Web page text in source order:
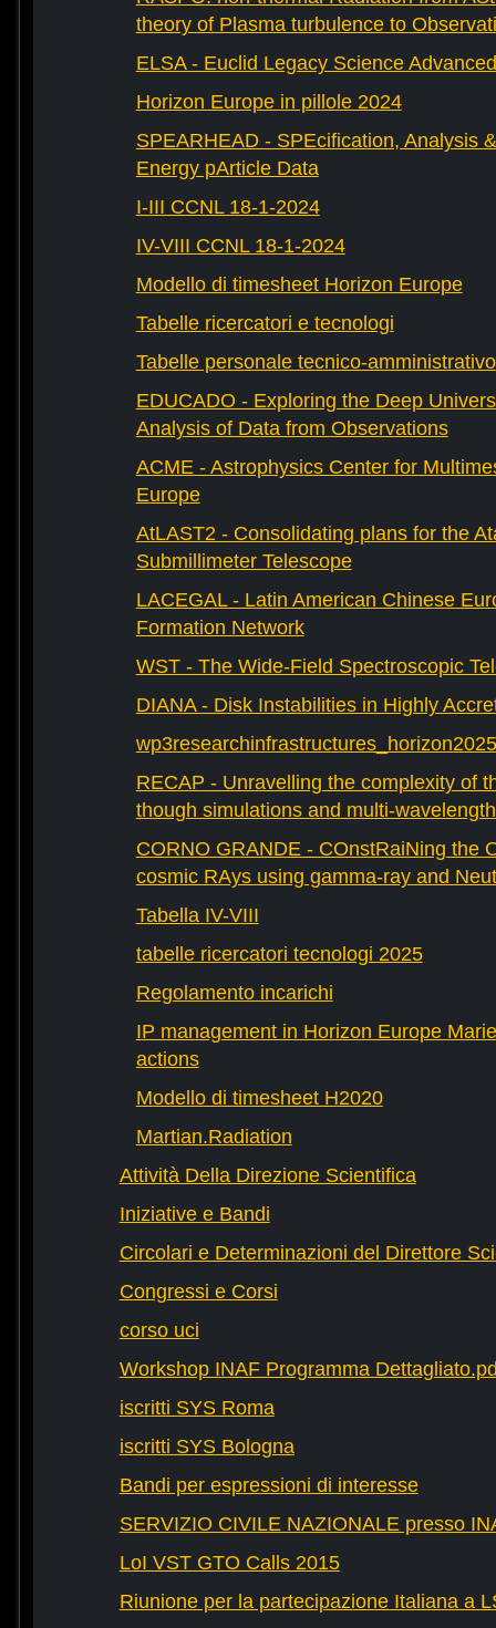
theory of Plasma turbulence to
ELSA - Euclid Legacy Science
Horizon Europe in pillole 2024
SPEARHEAD - SPEcification, Analysis
Energy pArticle Data
I-III CCNL 18-1-2024
IV-VIII CCNL 18-1-2024
Modello di timesheet Horizon Europe
Tabelle ricercatori e tecnologi
Tabelle personale tecnico-amministrativo
EDUCADO - Exploring the Deep
Analysis of Data from Observations
ACME - Astrophysics Center for
Europe
AtLAST2 - Consolidating plans for the
Submillimeter Telescope
LACEGAL - Latin American Chinese
Formation Network
WST - The Wide-Field Spectroscopic
DIANA - Disk Instabilities in Highly
RECAP - Unravelling the complexity of
though simulations and multi-
CORNO GRANDE - COnstRaiNing the
cosmic RAys using gamma-ray and
Tabella IV-VIII
tabelle ricercatori tecnologi 2025
Regolamento incarichi
IP management in Horizon Europe
actions
Modello di timesheet H2020
Martian.Radiation
Attività Della Direzione Scientifica
Iniziative e Bandi
Circolari e Determinazioni del Direttore
Congressi e Corsi
corso uci
Workshop INAF Programma
iscritti SYS Roma
iscritti SYS Bologna
Bandi per espressioni di interesse
SERVIZIO CIVILE NAZIONALE presso
LoI VST GTO Calls 2015
Riunione per la partecipazione Italiana a